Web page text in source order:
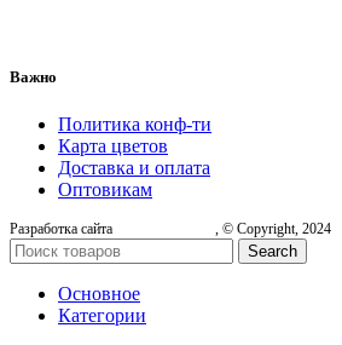
Важно
Политика конф-ти
Карта цветов
Доставка и оплата
Оптовикам
Разработка сайта , © Copyright, 2024
Search
Основное
Категории